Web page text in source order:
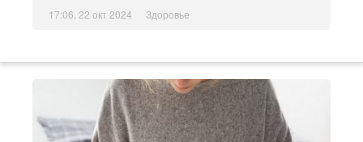
17:06, 22 окт 2024 Здоровье